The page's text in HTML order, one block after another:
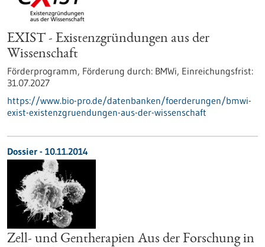
EXIST - Existenzgründungen aus der
Wissenschaft
Förderprogramm, Förderung durch: BMWi, Einreichungsfrist:
31.07.2027
https://www.bio-pro.de/datenbanken/foerderungen/bmwi-
exist-existenzgruendungen-aus-der-wissenschaft
Dossier - 10.11.2014
Zell- und Gentherapien Aus der Forschung in